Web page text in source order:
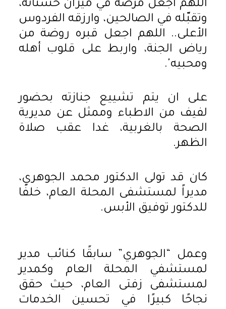
اللهم اجعل مرضه في ميزان حسناته،
وتقبّله في الصالحين، وارزقه الفردوس
الأعلى.. اللهم اجعل قبره روضة من
رياض الجنة، واربط على قلوب أهله
ومحبيه'.
على ان يتم تشييع جنازته بحضور
لفيف من الاطباء وممثل عن مديرية
الصحة بالغربية، غدا عقب صلاة
الظهر.
كان قد تولى الدكتور محمد الجوهري،
مديراً لمستشفى المحلة العام، خلفًا
للدكتور توفيق الأبس.
وعمل “الجوهري” سابقًا كنائب مدير
لمستشفي المحلة العام وكمدير
لمستشفى زفتى العام، حيث حقق
نجاحًا كبيرًا في تحسين الخدمات